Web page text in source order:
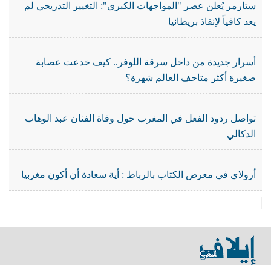
ستارمر يُعلن عصر "المواجهات الكبرى": التغيير التدريجي لم
يعد كافياً لإنقاذ بريطانيا
أسرار جديدة من داخل سرقة اللوفر.. كيف خدعت عصابة
صغيرة أكثر متاحف العالم شهرة؟
تواصل ردود الفعل في المغرب حول وفاة الفنان عبد الوهاب
الدكالي
أزولاي في معرض الكتاب بالرباط : أية سعادة أن أكون مغربيا